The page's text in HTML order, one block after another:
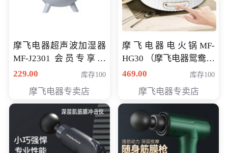
摩飞电器超声波加湿器
MF-J2301 会员专享价
168元
229.00 库存100
摩飞电器专卖店
摩飞电器电火锅MF-
HG30 （摩飞电器鸳鸯锅
MF-HG30 ） 会员专享价
469.00 库存100
摩飞电器专卖店